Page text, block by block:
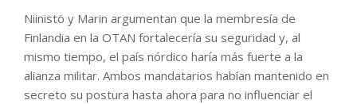
Niinistö y Marin argumentan que la membresía de
Finlandia en la OTAN fortalecería su seguridad y, al
mismo tiempo, el país nórdico haría más fuerte a la
alianza militar. Ambos mandatarios habían mantenido en
secreto su postura hasta ahora para no influenciar el